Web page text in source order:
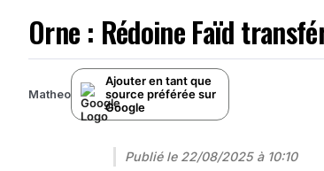
Orne : Rédoine Faïd
Matheo
Ajouter en tant que
source préférée sur
Google
Publié le 22/08/2025 à 10:10